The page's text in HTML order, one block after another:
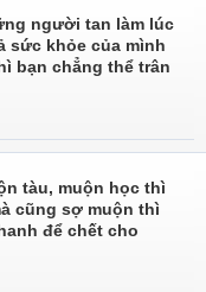
người tan làm lúc
sức khỏe của mình
bạn chẳng thể trân
tàu, muộn học thì
cũng sợ muộn thì
để chết cho